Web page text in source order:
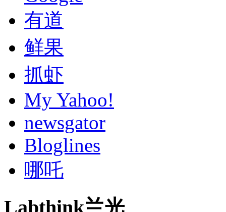
有道
鲜果
抓虾
My Yahoo!
newsgator
Bloglines
哪吒
Labthink兰光